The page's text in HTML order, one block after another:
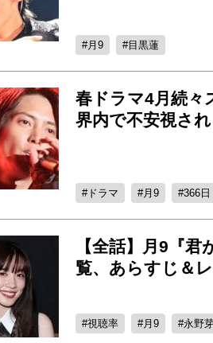
月9 目黒蓮
春ドラマ4月続々
界内で不安視さ
ドラマ 月9 366日
【全話】月9『
覧、あらすじ＆
視聴率 月9 永野